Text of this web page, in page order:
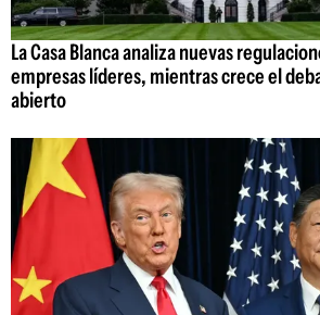
La Casa Blanca analiza nuevas
empresas líderes, mientras crece el
abierto